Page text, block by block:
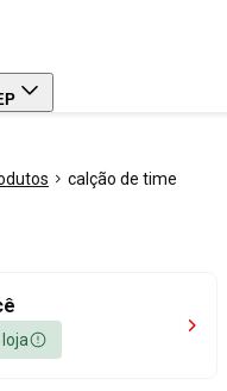
calção de time